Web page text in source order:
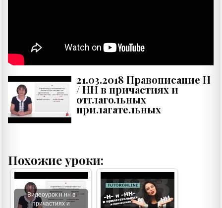
21.03.2018 Правописание Н
/ НН в причастиях и
отглагольных
прилагательных
Похожие уроки:
Видеоурок н нн в
причастиях и